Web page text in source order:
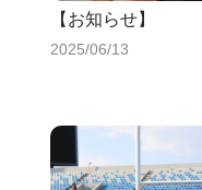
【お知らせ】
2025/06/13